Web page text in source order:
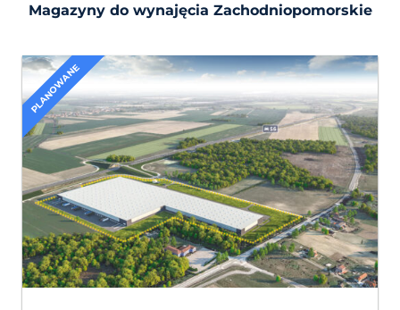
Magazyny do wynajęcia Zachodniopomorskie
PLANOWANE